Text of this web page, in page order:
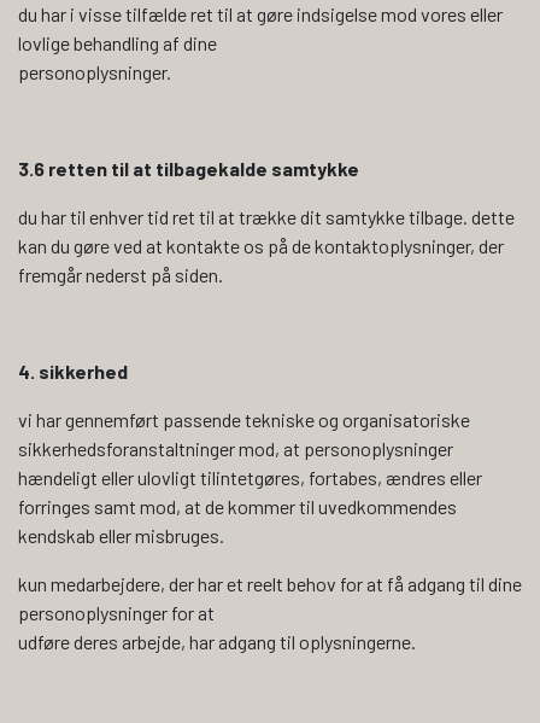
du har i visse tilfælde ret til at gøre indsigelse mod vores eller
lovlige behandling af dine
personoplysninger.
3.6 retten til at tilbagekalde samtykke
du har til enhver tid ret til at trække dit samtykke tilbage. dette
kan du gøre ved at kontakte os på de kontaktoplysninger, der
fremgår nederst på siden.
4. sikkerhed
vi har gennemført passende tekniske og organisatoriske
sikkerhedsforanstaltninger mod, at personoplysninger
hændeligt eller ulovligt tilintetgøres, fortabes, ændres eller
forringes samt mod, at de kommer til uvedkommendes
kendskab eller misbruges.
kun medarbejdere, der har et reelt behov for at få adgang til dine
personoplysninger for at
udføre deres arbejde, har adgang til oplysningerne.